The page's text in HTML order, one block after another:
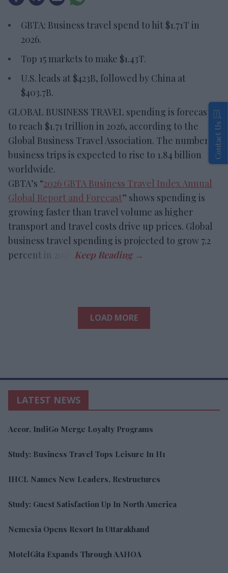
GBTA: Business travel spend to hit $1.71T in
2026.
Top 15 markets to make $1.43T.
U.S. leads at $423B, followed by China at
$403.7B.
GLOBAL BUSINESS TRAVEL spending is forecast
to reach $1.71 trillion in 2026, according to the
Global Business Travel Association. The number of
business trips is expected to rise to 1.84 billion
worldwide.
GBTA’s “2026 GBTA Business Travel Index Annual
Global Report and Forecast” shows spending is
growing faster than travel volume as higher
transport and travel costs drive up prices. Global
business travel spending is projected to grow 7.2
percent in 2026.
LOAD MORE
LATEST NEWS
Accor, IndiGo Merge Loyalty Programs
Study: Business Travel Tops Leisure In H1
IHCL Names New Leaders, Restructures
Study: Guest Satisfaction Up In North America
Nemesia Opens Resort In Uttarakhand
MotelGita Expands Through AAHOA
Contact Us